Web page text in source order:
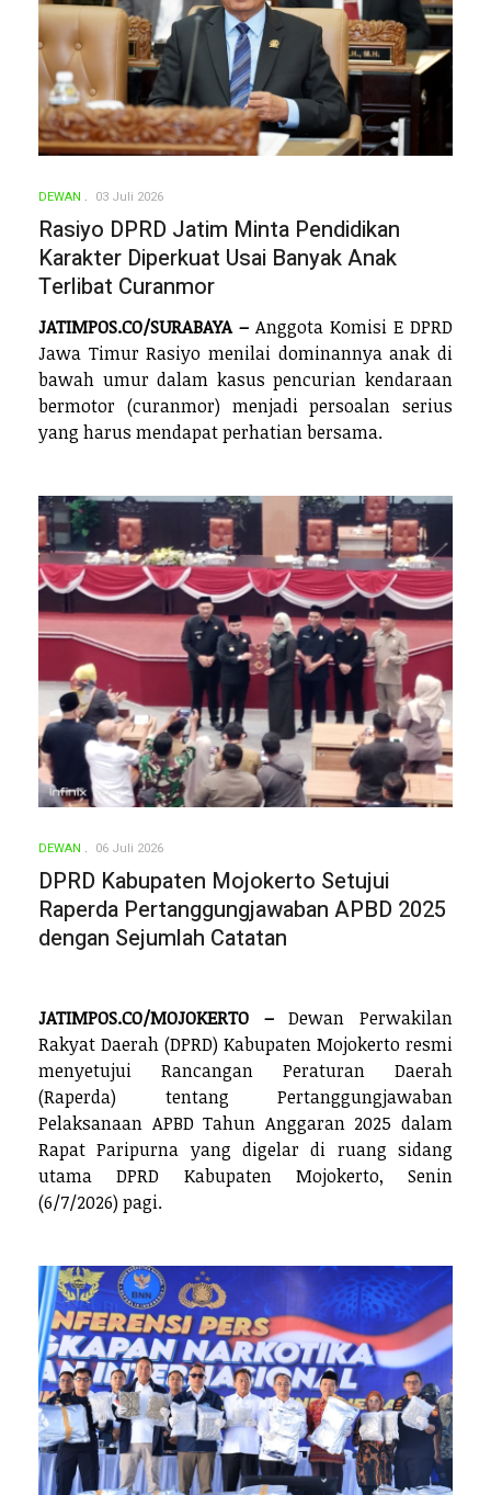
DEWAN 03 Juli 2026
Rasiyo DPRD Jatim Minta Pendidikan
Karakter Diperkuat Usai Banyak Anak
Terlibat Curanmor
JATIMPOS.CO/SURABAYA – Anggota Komisi E DPRD
Jawa Timur Rasiyo menilai dominannya anak di
bawah umur dalam kasus pencurian kendaraan
bermotor (curanmor) menjadi persoalan serius
yang harus mendapat perhatian bersama.
DEWAN 06 Juli 2026
DPRD Kabupaten Mojokerto Setujui
Raperda Pertanggungjawaban APBD 2025
dengan Sejumlah Catatan
JATIMPOS.CO/MOJOKERTO –Dewan Perwakilan
Rakyat Daerah (DPRD) Kabupaten Mojokerto resmi
menyetujui Rancangan Peraturan Daerah
(Raperda) tentang Pertanggungjawaban
Pelaksanaan APBD Tahun Anggaran 2025 dalam
Rapat Paripurna yang digelar di ruang sidang
utama DPRD Kabupaten Mojokerto, Senin
(6/7/2026) pagi.